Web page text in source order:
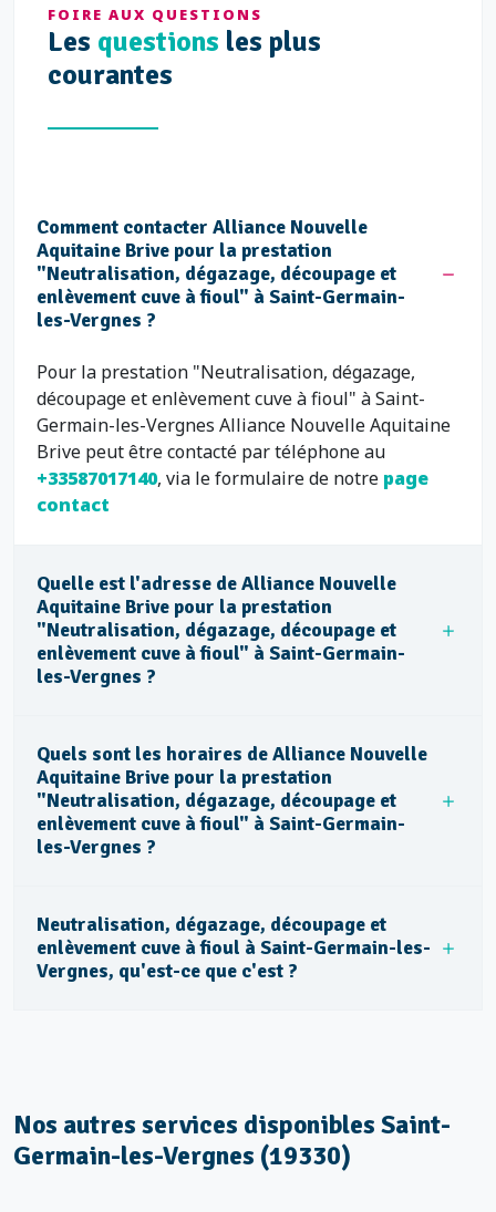
FOIRE AUX QUESTIONS
Les questions les plus
courantes
Comment contacter Alliance Nouvelle
Aquitaine Brive pour la prestation
"Neutralisation, dégazage, découpage et
enlèvement cuve à fioul" à Saint-Germain-
les-Vergnes ?
Pour la prestation "Neutralisation, dégazage,
découpage et enlèvement cuve à fioul" à Saint-
Germain-les-Vergnes Alliance Nouvelle Aquitaine
Brive peut être contacté par téléphone au
+33587017140, via le formulaire de notre page
contact
Quelle est l'adresse de Alliance Nouvelle
Aquitaine Brive pour la prestation
"Neutralisation, dégazage, découpage et
enlèvement cuve à fioul" à Saint-Germain-
les-Vergnes ?
Quels sont les horaires de Alliance Nouvelle
Aquitaine Brive pour la prestation
"Neutralisation, dégazage, découpage et
enlèvement cuve à fioul" à Saint-Germain-
les-Vergnes ?
Neutralisation, dégazage, découpage et
enlèvement cuve à fioul à Saint-Germain-les-
Vergnes, qu'est-ce que c'est ?
Nos autres services disponibles Saint-
Germain-les-Vergnes (19330)